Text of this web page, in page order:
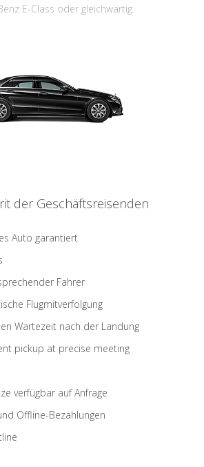
E-Class oder gleichwärtig
der Geschäftsreisenden
Auto garantiert
Fahrer
Flugmitverfolgung
Wartezeit nach der Landung
pickup at precise meeting
verfügbar auf Anfrage
Offline-Bezahlungen